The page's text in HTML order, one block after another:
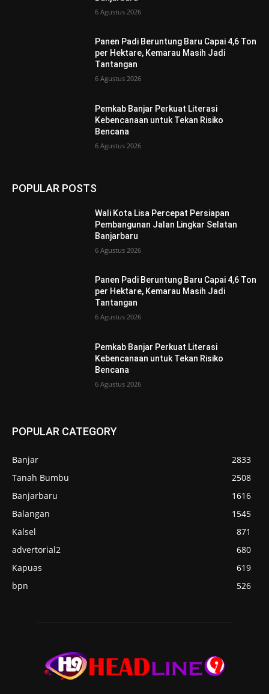
6 Agustus 2026
Panen Padi Beruntung Baru Capai 4,6 Ton
per Hektare, Kemarau Masih Jadi
Tantangan
6 Agustus 2026
Pemkab Banjar Perkuat Literasi
Kebencanaan untuk Tekan Risiko
Bencana
6 Agustus 2026
POPULAR POSTS
Wali Kota Lisa Percepat Persiapan
Pembangunan Jalan Lingkar Selatan
Banjarbaru
6 Agustus 2026
Panen Padi Beruntung Baru Capai 4,6 Ton
per Hektare, Kemarau Masih Jadi
Tantangan
6 Agustus 2026
Pemkab Banjar Perkuat Literasi
Kebencanaan untuk Tekan Risiko
Bencana
6 Agustus 2026
POPULAR CATEGORY
Banjar
2833
Tanah Bumbu
2508
Banjarbaru
1616
Balangan
1545
Kalsel
871
advertorial2
680
Kapuas
619
bpn
526